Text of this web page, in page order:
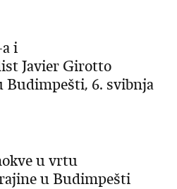
i
Javier Girotto
6. svibnja
u vrtu
u Budimpešti